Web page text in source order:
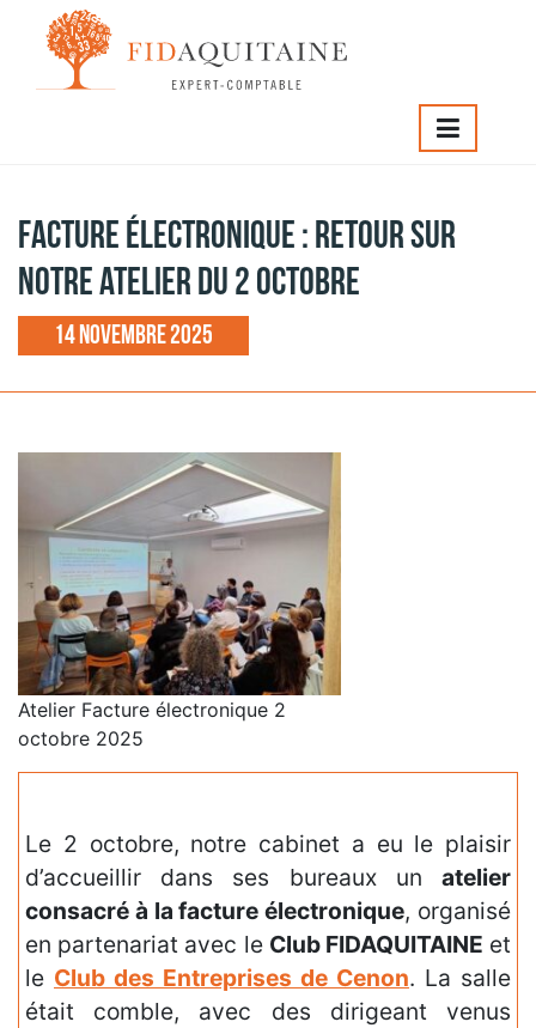
Facture électronique : retour sur notre
Facture électronique : retour sur
notre atelier du 2 octobre
14 novembre 2025
Atelier Facture électronique 2
octobre 2025
Le 2 octobre, notre cabinet a eu le plaisir
d’accueillir dans ses bureaux un atelier
consacré à la facture électronique, organisé
en partenariat avec le Club FIDAQUITAINE et
le Club des Entreprises de Cenon. La salle
était comble, avec des dirigeant venus